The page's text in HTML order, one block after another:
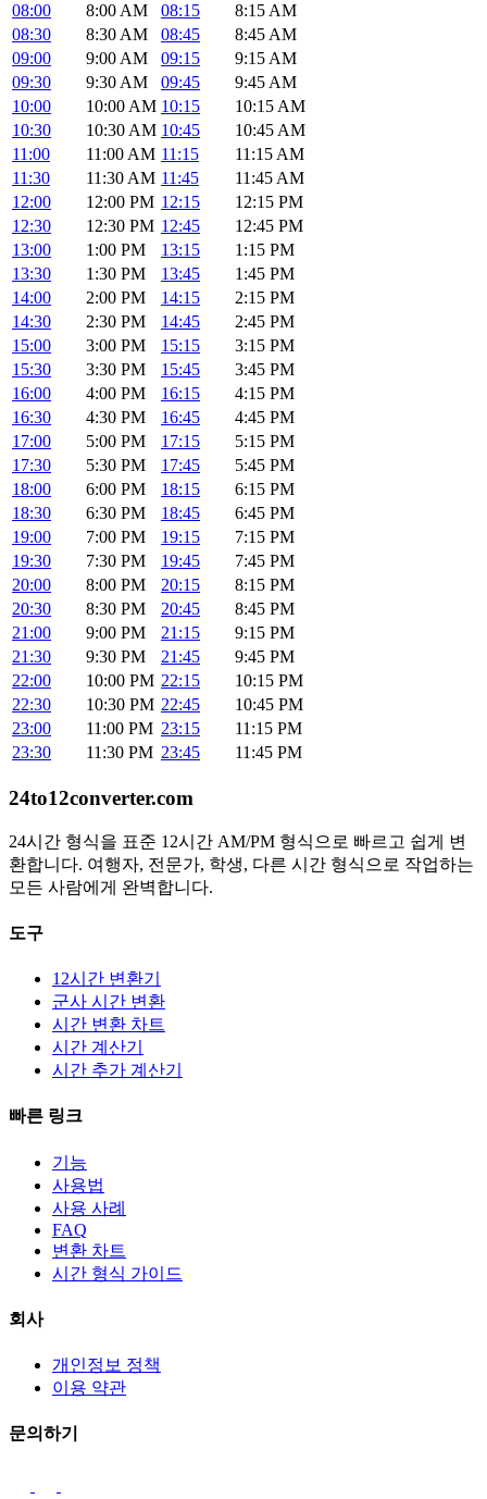
08:00
8:00 AM 08:15
8:15 AM
08:30
8:30 AM 08:45
8:45 AM
09:00
9:00 AM 09:15
9:15 AM
09:30
9:30 AM 09:45
9:45 AM
10:00
10:00 AM 10:15
10:15 AM
10:30
10:30 AM 10:45
10:45 AM
11:00
11:00 AM 11:15
11:15 AM
11:30
11:30 AM 11:45
11:45 AM
12:00
12:00 PM 12:15
12:15 PM
12:30
12:30 PM 12:45
12:45 PM
13:00
1:00 PM 13:15
1:15 PM
13:30
1:30 PM 13:45
1:45 PM
14:00
2:00 PM 14:15
2:15 PM
14:30
2:30 PM 14:45
2:45 PM
15:00
3:00 PM 15:15
3:15 PM
15:30
3:30 PM 15:45
3:45 PM
16:00
4:00 PM 16:15
4:15 PM
16:30
4:30 PM 16:45
4:45 PM
17:00
5:00 PM 17:15
5:15 PM
17:30
5:30 PM 17:45
5:45 PM
18:00
6:00 PM 18:15
6:15 PM
18:30
6:30 PM 18:45
6:45 PM
19:00
7:00 PM 19:15
7:15 PM
19:30
7:30 PM 19:45
7:45 PM
20:00
8:00 PM 20:15
8:15 PM
20:30
8:30 PM 20:45
8:45 PM
21:00
9:00 PM 21:15
9:15 PM
21:30
9:30 PM 21:45
9:45 PM
22:00
10:00 PM 22:15
10:15 PM
22:30
10:30 PM 22:45
10:45 PM
23:00
11:00 PM 23:15
11:15 PM
23:30
11:30 PM 23:45 11:45 PM
24to12converter.com
24시간 형식을 표준 12시간 AM/PM 형식으로 빠르고 쉽게 변
환합니다. 여행자, 전문가, 학생, 다른 시간 형식으로 작업하는
모든 사람에게 완벽합니다.
도구
12시간 변환기
군사 시간 변환
시간 변환 차트
시간 계산기
시간 추가 계산기
빠른 링크
기능
사용법
사용 사례
FAQ
변환 차트
시간 형식 가이드
회사
개인정보 정책
이용 약관
문의하기